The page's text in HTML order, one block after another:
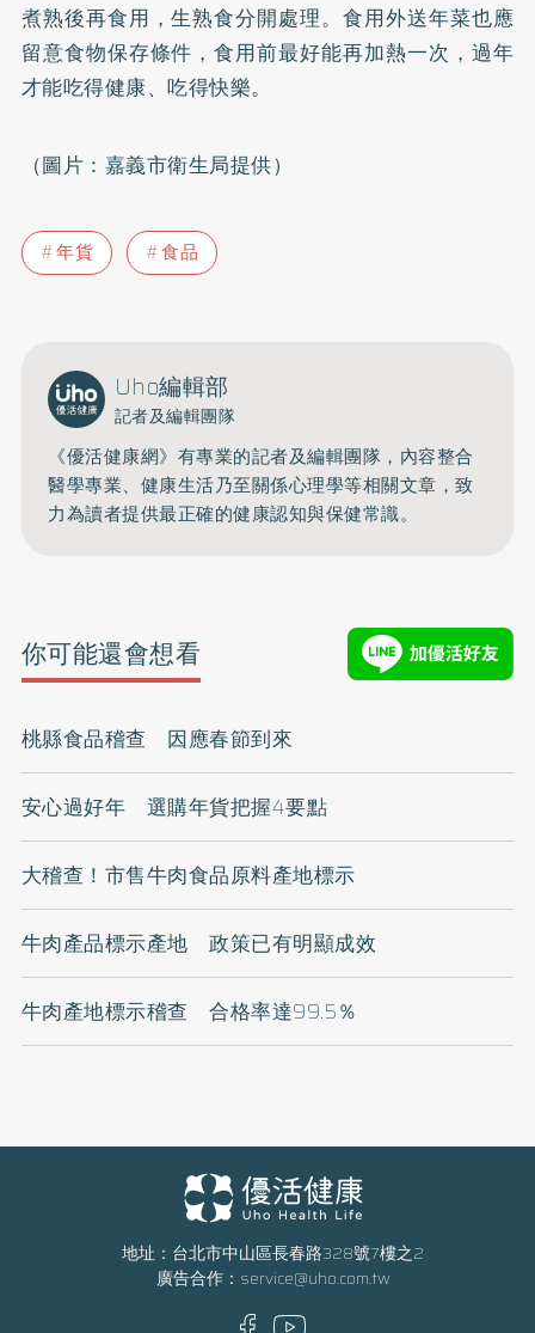
煮熟後再食用，生熟食分開處理。食用外送年菜也應
留意食物保存條件，食用前最好能再加熱一次，過年
才能吃得健康、吃得快樂。
（圖片：嘉義市衛生局提供）
年貨 食品
Uho編輯部
記者及編輯團隊
《優活健康網》有專業的記者及編輯團隊，內容整合
醫學專業、健康生活乃至關係心理學等相關文章，致
力為讀者提供最正確的健康認知與保健常識。
你可能還會想看
桃縣食品稽查 因應春節到來
安心過好年 選購年貨把握4要點
大稽查！市售牛肉食品原料產地標示
牛肉產品標示產地 政策已有明顯成效
牛肉產地標示稽查 合格率達99.5％
地址：台北市中山區長春路328號7樓之2
廣告合作： service@uho.com.tw